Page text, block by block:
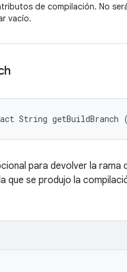
de compilación. No
vacío.
String getBuildBranch
para devolver la rama
que se produjo la